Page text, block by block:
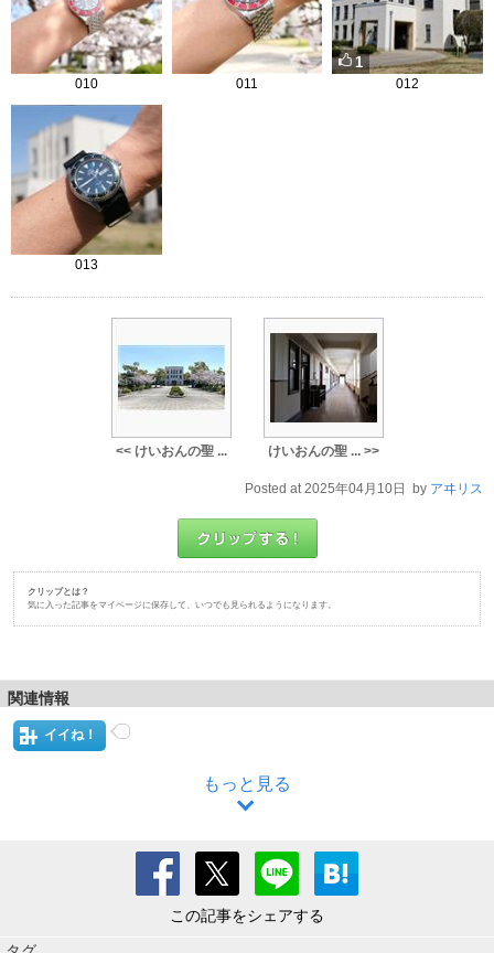
010 011
1
012
013
<< けいおんの聖 ... けいおんの聖 ... >>
Posted at 2025年04月10日 by アヰリス
クリップとは？
気に入った記事をマイページに保存して、いつでも見られるようになります。
関連情報
イイね！
もっと見る
この記事をシェアする